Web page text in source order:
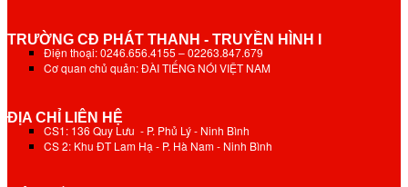
TRƯỜNG CĐ PHÁT THANH - TRUYỀN HÌNH I
Điện thoại: 0246.656.4155 – 02263.847.679
Cơ quan chủ quản: ĐÀI TIẾNG NÓI VIỆT NAM
ĐỊA CHỈ LIÊN HỆ
CS1: 136 Quy Lưu - P. Phủ Lý - Ninh Bình
CS 2: Khu ĐT Lam Hạ - P. Hà Nam - Ninh Bình